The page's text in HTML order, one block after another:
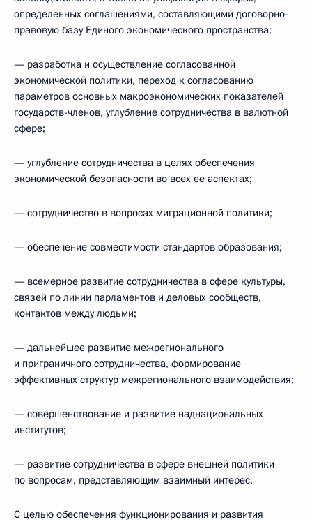
определенных соглашениями, составляющими договорно-
правовую базу Единого экономического пространства;
— разработка и осуществление согласованной
экономической политики, переход к согласованию
параметров основных макроэкономических показателей
государств-членов, углубление сотрудничества в валютной
сфере;
— углубление сотрудничества в целях обеспечения
экономической безопасности во всех ее аспектах;
— сотрудничество в вопросах миграционной политики;
— обеспечение совместимости стандартов образования;
— всемерное развитие сотрудничества в сфере культуры,
связей по линии парламентов и деловых сообществ,
контактов между людьми;
— дальнейшее развитие межрегионального
и приграничного сотрудничества, формирование
эффективных структур межрегионального взаимодействия;
— совершенствование и развитие наднациональных
институтов;
— развитие сотрудничества в сфере внешней политики
по вопросам, представляющим взаимный интерес.
С целью обеспечения функционирования и развития